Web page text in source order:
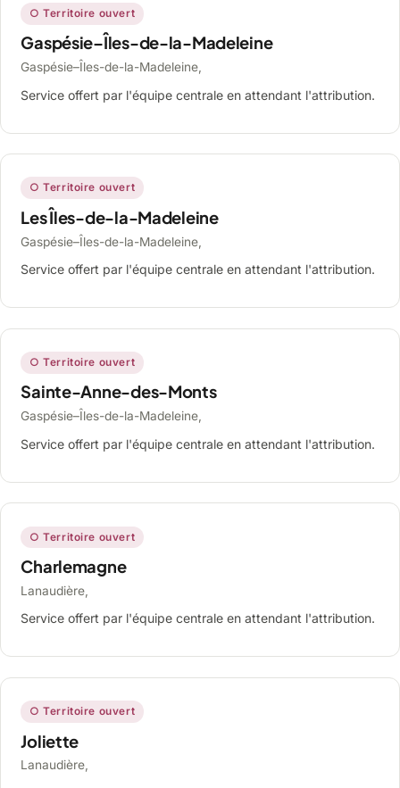
○ Territoire ouvert
Gaspésie–Îles-de-la-Madeleine
Gaspésie–Îles-de-la-Madeleine,
Service offert par l'équipe centrale en attendant l'attribution.
○ Territoire ouvert
Les Îles-de-la-Madeleine
Gaspésie–Îles-de-la-Madeleine,
Service offert par l'équipe centrale en attendant l'attribution.
○ Territoire ouvert
Sainte-Anne-des-Monts
Gaspésie–Îles-de-la-Madeleine,
Service offert par l'équipe centrale en attendant l'attribution.
○ Territoire ouvert
Charlemagne
Lanaudière,
Service offert par l'équipe centrale en attendant l'attribution.
○ Territoire ouvert
Joliette
Lanaudière,